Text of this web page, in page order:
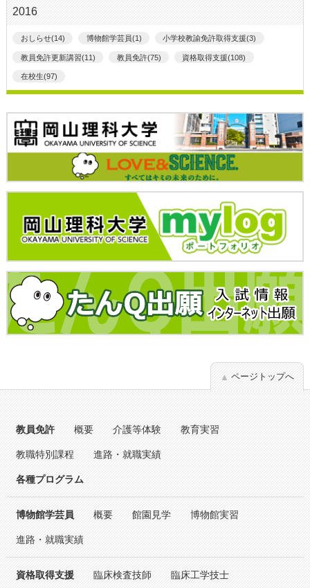
2016
おしらせ(14) 博物館学芸員(1) 小学校教諭免許取得支援(3)
教員免許更新講習(11) 教員免許(75) 資格取得支援(108)
在校生(97)
ページトップへ
教員免許 概要 介護等体験 教育実習
教職特別課程 進路・就職実績
各種プログラム
博物館学芸員 概要 館園見学 博物館実習
進路・就職実績
資格取得支援 臨床検査技師 臨床工学技士